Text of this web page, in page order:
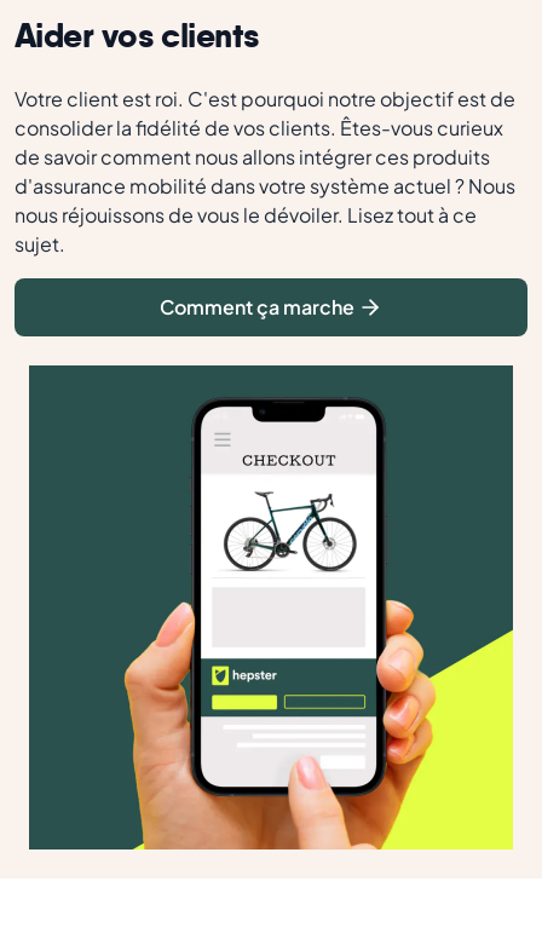
Aider vos clients
Votre client est roi. C'est pourquoi notre objectif est de
consolider la fidélité de vos clients. Êtes-vous curieux
de savoir comment nous allons intégrer ces produits
d'assurance mobilité dans votre système actuel ? Nous
nous réjouissons de vous le dévoiler. Lisez tout à ce
sujet.
Comment ça marche